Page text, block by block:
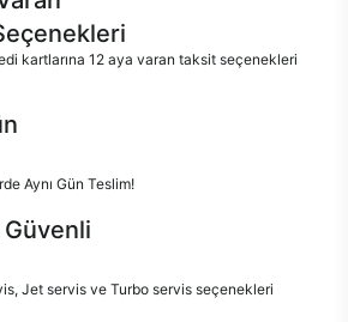
kartlarına 12 aya varan taksit seçenekleri
Aynı Gün Teslim!
Güvenli
Jet servis ve Turbo servis seçenekleri